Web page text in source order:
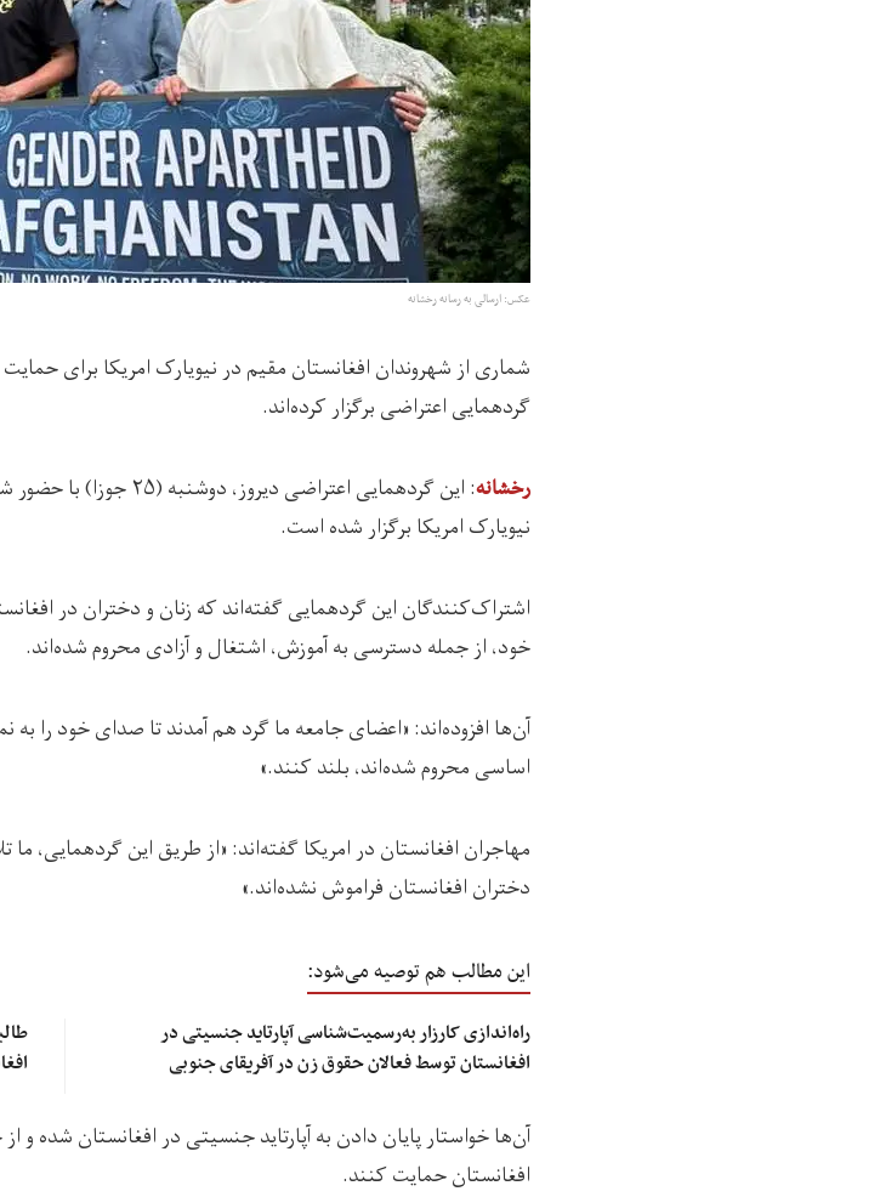
عکس: ارسالی به رسانه رخشانه
شماری از شهروندان افغانستان مقیم در نیویارک امریکا برای
گردهمایی اعتراضی برگزار کرده‌اند.
رخشانه
: اين گردهمایی اعتراضی
نیویارک امریکا برگزار شده است.
اشتراک‌کنندگان این گردهمایی گفته‌اند که زنان و دختران در
خود، از جمله دسترسی به آموزش، اشتغال و آزادی محروم شده‌اند.
آن‌ها افزوده‌اند: «اعضای جامعه ما گرد هم آمدند تا صدای خود را به
اساسی محروم شده‌اند، بلند کنند.»
مهاجران افغانستان در امریکا گفته‌اند: «از طریق این گردهمایی،
دختران افغانستان فراموش نشده‌اند.»
این مطالب هم توصیه می‌شود:
راه‌اندازی کارزار به‌رسمیت‌شناسی آپارتاید جنسیتی در
افغانستان توسط فعالان حقوق زن در آفریقای جنوبی
آن‌ها خواستار پایان دادن به آپارتاید جنسیتی در افغانستان شده و
افغانستان حمایت کنند.